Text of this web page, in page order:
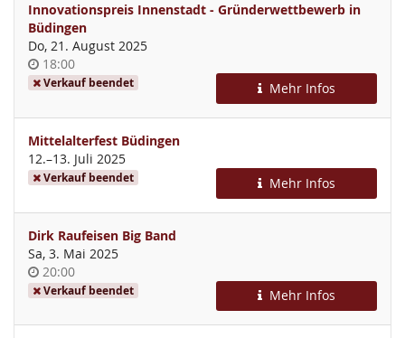
Innovationspreis Innenstadt - Gründerwettbewerb in
Büdingen
Do, 21. August 2025
Uhrzeit
18:00
Verkauf beendet Mehr Infos
Mittelalterfest Büdingen
12.–bis
13. Juli 2025
Verkauf beendet Mehr Infos
Dirk Raufeisen Big Band
Sa, 3. Mai 2025
Uhrzeit
20:00
Verkauf beendet Mehr Infos